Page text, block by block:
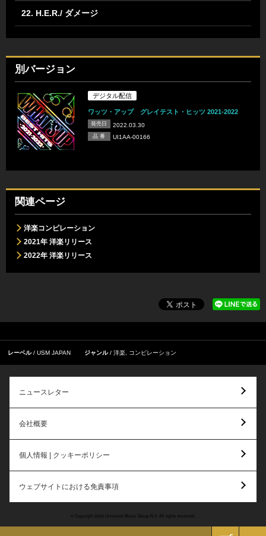
22. H.E.R./ ダメージ
別バージョン
デジタル配信
ワッツ・アップ グレイテスト・ヒッツ 2021-2022
発売日 2022.03.30
品 番 UI1AA-00166
関連ページ
洋楽コンピレーション
2021年 洋楽リリース
2022年 洋楽リリース
レーベル USM JAPAN ジャンル 洋楽, コンピレーション
ニュースレター
会社概要
個人情報 | クッキーポリシー
ウェブサイトにおける免責事項
© Copyright 2026 Universal Music Group N.V. All rights reserved.